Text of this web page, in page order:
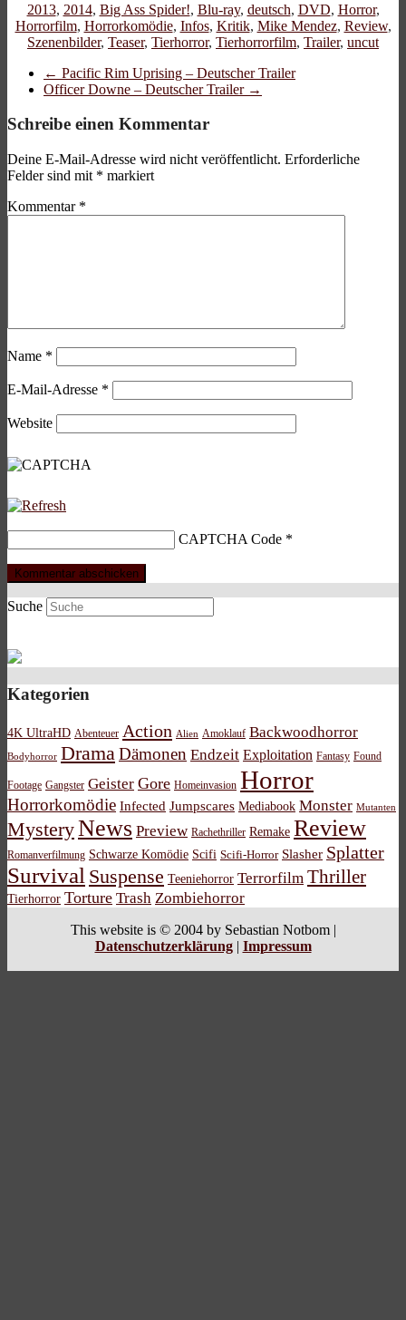
2013, 2014, Big Ass Spider!, Blu-ray, deutsch, DVD, Horror,
Horrorfilm, Horrorkomödie, Infos, Kritik, Mike Mendez, Review,
Szenenbilder, Teaser, Tierhorror, Tierhorrorfilm, Trailer, uncut
← Pacific Rim Uprising – Deutscher Trailer
Officer Downe – Deutscher Trailer →
Schreibe einen Kommentar
Deine E-Mail-Adresse wird nicht veröffentlicht. Erforderliche
Felder sind mit * markiert
Kommentar *
Name *
E-Mail-Adresse *
Website
CAPTCHA Code *
Suche
Kategorien
4K UltraHD Abenteuer Action Alien Amoklauf Backwoodhorror
Bodyhorror DramaDämonen Endzeit Exploitation Fantasy Found
Footage Gangster Geister Gore Homeinvasion Horror
Horrorkomödie Infected Jumpscares Mediabook Monster Mutanten
MysteryNews Preview Rachethriller Remake Review
Romanverfilmung Schwarze Komödie Scifi Scifi-Horror Slasher Splatter
Survival Suspense Teeniehorror Terrorfilm Thriller
Tierhorror Torture Trash Zombiehorror
This website is © 2004 by Sebastian Notbom |
Datenschutzerklärung| Impressum